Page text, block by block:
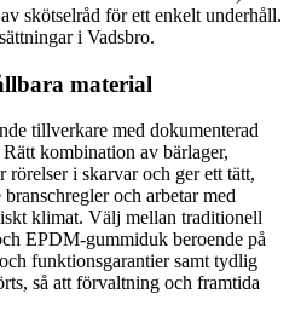
skötselråd för ett enkelt underhåll.
i Vadsbro.
material
tillverkare med dokumenterad
kombination av bärlager,
i skarvar och ger ett tätt,
och arbetar med
klimat. Välj mellan traditionell
EPDM-gummiduk beroende på
funktionsgarantier samt tydlig
så att förvaltning och framtida